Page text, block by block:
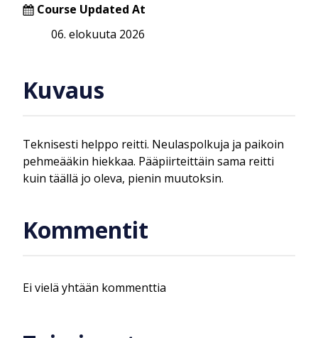
Course Updated At
06. elokuuta 2026
Kuvaus
Teknisesti helppo reitti. Neulaspolkuja ja paikoin
pehmeääkin hiekkaa. Pääpiirteittäin sama reitti
kuin täällä jo oleva, pienin muutoksin.
Kommentit
Ei vielä yhtään kommenttia